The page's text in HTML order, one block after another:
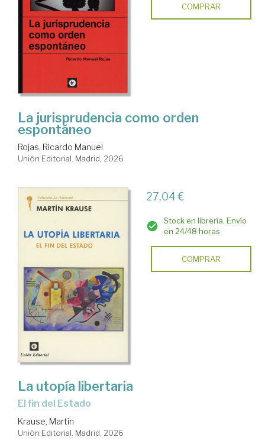
COMPRAR
La jurisprudencia como orden
espontáneo
Rojas, Ricardo Manuel
Unión Editorial. Madrid, 2026
27,04 €
Stock en librería. Envío
en 24/48 horas
COMPRAR
La utopía libertaria
El fin del Estado
Krause, Martín
Unión Editorial. Madrid, 2026